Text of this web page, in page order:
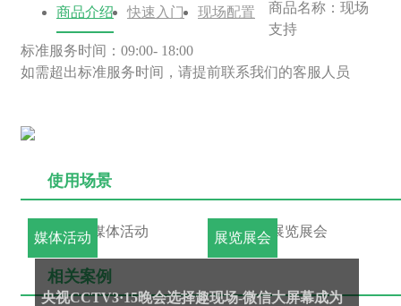
商品介绍 快速入门 现场配置
商品名称：现场
支持
标准服务时间：09:00- 18:00
如需超出标准服务时间，请提前联系我们的客服人员
使用场景
媒体活动 展览展会
相关案例
央视CCTV3·15晚会选择趣现场-微信大屏幕成为